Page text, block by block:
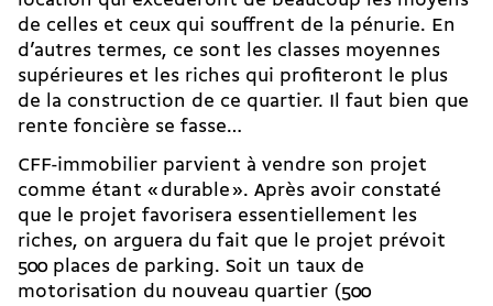
de celles et ceux qui souffrent de la pénurie. En
d’autres termes, ce sont les classes moyennes
supérieures et les riches qui profiteront le plus
de la construction de ce quartier. Il faut bien que
rente foncière se fasse…
CFF-immobilier parvient à vendre son projet
comme étant « durable ». Après avoir constaté
que le projet favorisera essentiellement les
riches, on arguera du fait que le projet prévoit
500 places de parking. Soit un taux de
motorisation du nouveau quartier (500